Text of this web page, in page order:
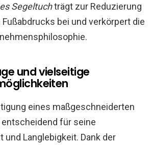
Segeltuchträgt zur Reduzierung
bei und verkörpert die
und vielseitige
eines maßgeschneiderten
für seine
und Langlebigkeit. Dank der